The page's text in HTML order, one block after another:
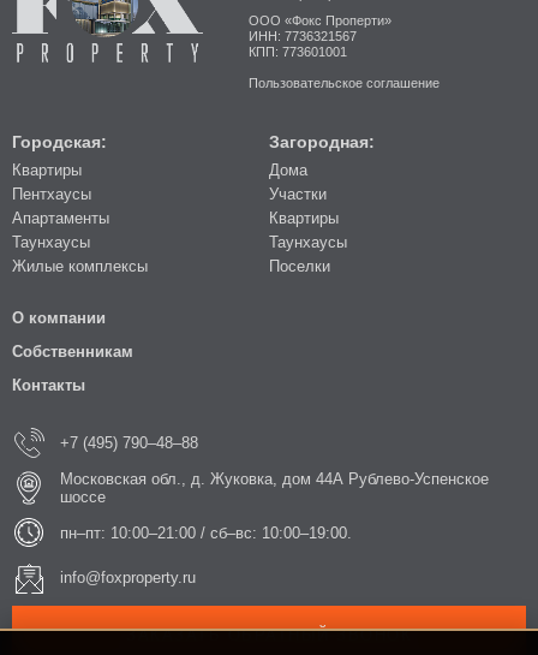
ООО «Фокс Проперти»
ИНН: 7736321567
КПП: 773601001
Пользовательское соглашение
Городская:
Квартиры
Пентхаусы
Апартаменты
Таунхаусы
Жилые комплексы
Загородная:
Дома
Участки
Квартиры
Таунхаусы
Поселки
О компании
Собственникам
Контакты
+7 (495) 790–48–88
Московская обл., д. Жуковка, дом 44А Рублево-Успенское
шоссе
пн–пт: 10:00–21:00 / сб–вс: 10:00–19:00.
info@foxproperty.ru
ЗАКАЗАТЬ ОБРАТНЫЙ ЗВОНОК